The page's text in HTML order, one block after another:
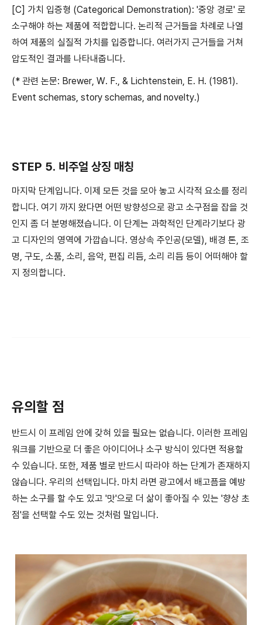
[C] 가치 입증형 (Categorical Demonstration): '중앙 경로' 로
소구해야 하는 제품에 적합합니다. 논리적 근거들을 차례로 나열
하여 제품의 실질적 가치를 입증합니다. 여러가지 근거들을 거쳐
압도적인 결과를 나타내줍니다.
(* 관련 논문: Brewer, W. F., & Lichtenstein, E. H. (1981).
Event schemas, story schemas, and novelty.)
STEP 5. 비주얼 상징 매칭
마지막 단계입니다. 이제 모든 것을 모아 놓고 시각적 요소를 정리
합니다. 여기 까지 왔다면 어떤 방향성으로 광고 소구점을 잡을 것
인지 좀 더 분명해졌습니다. 이 단계는 과학적인 단계라기보다 광
고 디자인의 영역에 가깝습니다. 영상속 주인공(모델), 배경 톤, 조
명, 구도, 소품, 소리, 음악, 편집 리듬, 소리 리듬 등이 어떠해야 할
지 정의합니다.
유의할 점
반드시 이 프레임 안에 갖혀 있을 필요는 없습니다. 이러한 프레임
워크를 기반으로 더 좋은 아이디어나 소구 방식이 있다면 적용할
수 있습니다. 또한, 제품 별로 반드시 따라야 하는 단계가 존재하지
않습니다. 우리의 선택입니다. 마치 라면 광고에서 배고픔을 예방
하는 소구를 할 수도 있고 '맛'으로 더 삶이 좋아질 수 있는 '향상 초
점'을 선택할 수도 있는 것처럼 말입니다.